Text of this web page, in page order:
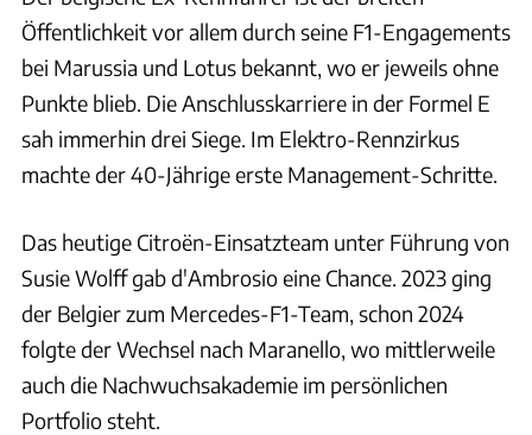
Öffentlichkeit vor allem durch seine F1-Engagements
bei Marussia und Lotus bekannt, wo er jeweils ohne
Punkte blieb. Die Anschlusskarriere in der Formel E
sah immerhin drei Siege. Im Elektro-Rennzirkus
machte der 40-Jährige erste Management-Schritte.
Das heutige Citroën-Einsatzteam unter Führung von
Susie Wolff gab d'Ambrosio eine Chance. 2023 ging
der Belgier zum Mercedes-F1-Team, schon 2024
folgte der Wechsel nach Maranello, wo mittlerweile
auch die Nachwuchsakademie im persönlichen
Portfolio steht.